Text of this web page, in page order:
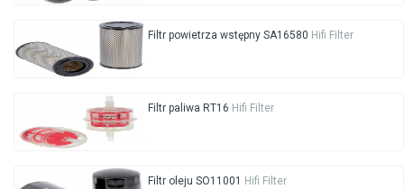
Filtr powietrza wstępny SA16580 Hifi Filter
Filtr paliwa RT16 Hifi Filter
Filtr oleju SO11001 Hifi Filter